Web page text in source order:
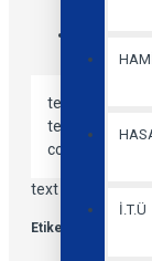
İ.T.Ü
text
text
code
text
Etiketler: